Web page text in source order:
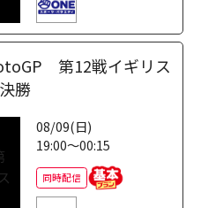
第12戦イギリス
勝
08/09(日)
19:00～00:15
同時配信